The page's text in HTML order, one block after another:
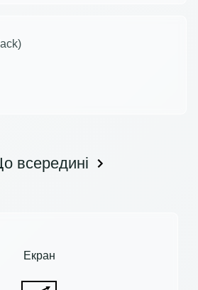
всередині
Екран